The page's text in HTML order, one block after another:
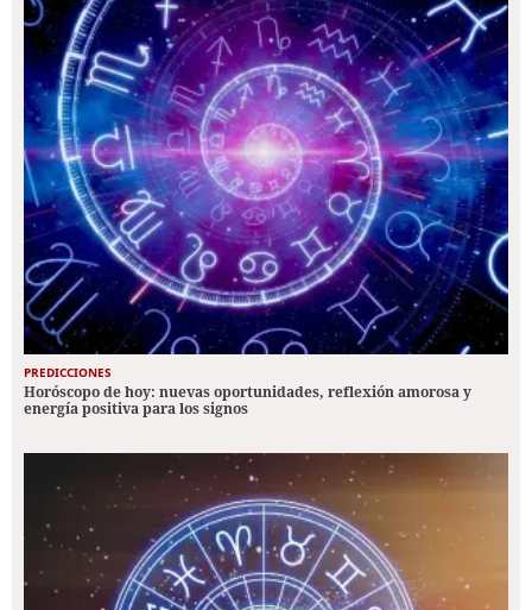
PREDICCIONES
Horóscopo de hoy: nuevas oportunidades, reflexión amorosa y
energía positiva para los signos